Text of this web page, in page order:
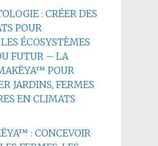
: CRÉER DES
POUR
ÉCOSYSTÈMES
FUTUR – LA
POUR
JARDINS, FERMES
EN CLIMATS
: CONCEVOIR